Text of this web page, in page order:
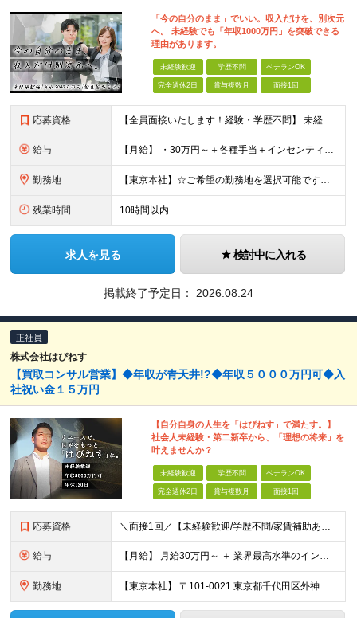
「今の自分のまま」でいい。収入だけを、別次元
へ。 未経験でも「年収1000万円」を突破できる
理由があります。
未経験歓迎 学歴不問 ベテランOK
完全週休2日 賞与複数月 面接1回
応募資格 【全員面接いたします！経験・学歴不問】 未経験から稼ぎたい人＜第二新卒・社会人デビュー歓迎＞ ☆職種・業種未経験歓迎！未経験から稼げる環境です。 ◇人柄・意欲重視の選考！◇ 面接はお互いのことを知
給与 【月給】 ・30万円～＋各種手当＋インセンティブ ・試用期間(6ヶ月) ※固定残業代は、時間外労働の有無に関わらず月34時間分を月5.6万円支給 ※上記を超える時間外労働分は追加で支給 ※試用期間中の
勤務地 【東京本社】☆ご希望の勤務地を選択可能です！U・Iターン歓迎 〒171-0021 東京都豊島区西池袋２丁目３９－８ ■新宿営業所 「新宿御苑前駅」より徒歩5分、「新宿三丁目駅」より徒歩8分 東京都新
残業時間 10時間以内
求人を見る 検討中に入れる
掲載終了予定日： 2026.08.24
正社員
株式会社はぴねす
【買取コンサル営業】◆年収が青天井!?◆年収５０００万円可◆入
社祝い金１５万円
【自分自身の人生を「はぴねす」で満たす。】
社会人未経験・第二新卒から、「理想の将来」を
叶えませんか？
未経験歓迎 学歴不問 ベテランOK
完全週休2日 賞与複数月 面接1回
応募資格 ＼面接1回／【未経験歓迎/学歴不問/家賃補助あり】 社会人デビューや、ここからのキャリアアップを実現したい方 人柄を重視した採用を行っています。 書類選考は厳格ではなく、面接は基本1回！ スピーディ
給与 【月給】 月給30万円～ ＋ 業界最高水準のインセンティブ ＋ 各種手当 「稼がせたい」という会社の想いから、還元率は粗利の10～28％に設定。 頑張りがそのまま月収に直結する、嘘のない給与体系です
勤務地 【東京本社】 〒101-0021 東京都千代田区外神田5-2-3 ┗最寄駅：御徒町駅／秋葉原駅 ┗受動喫煙対策：屋内禁煙 ■その他：神奈川県、埼玉県、千葉県や全国への出張もあり ※転居を伴う転勤は